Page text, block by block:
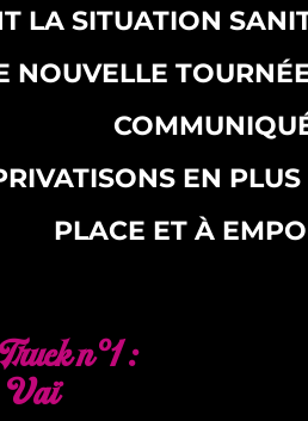
LA SITUATION
NOUVELLE
EN
PLACE ET À
n°1 :
Vaï